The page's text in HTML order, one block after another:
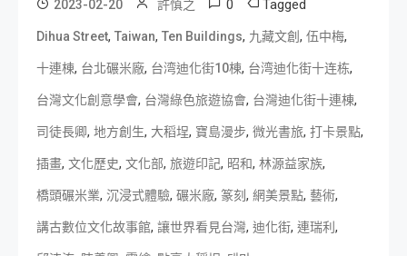
2023-02-20 許慎之 0 Tagged
Dihua Street, Taiwan, Ten Buildings, 九藏文創 , 伍中梅,
十連棟, 台北碾米廠, 台湾迪化街10棟, 台湾迪化街十连栋,
台灣文化創意學會, 台灣綠色旅遊協會, 台灣迪化街十連棟,
司徒長卿, 地方創生, 大稻埕, 寶島漫步, 微光書旅, 打卡景點,
插畫, 文化歷史, 文化部, 旅遊印記, 昭和, 林源益家族,
橋頭碾米業, 沉浸式體驗, 碾米廠, 篆刻, 網美景點, 藝術,
講古數位文化故事館, 讓世界看見台灣, 迪化街, 連瑞利 ,